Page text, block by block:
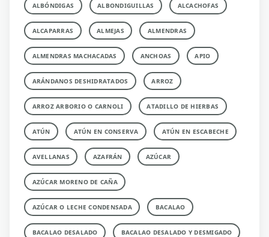
ALBÓNDIGAS ALBONDIGUILLAS ALCACHOFAS
ALCAPARRAS ALMEJAS ALMENDRAS
ALMENDRAS MACHACADAS ANCHOAS APIO
ARÁNDANOS DESHIDRATADOS ARROZ
ARROZ ARBORIO O CARNOLI ATADILLO DE HIERBAS
ATÚN ATÚN EN CONSERVA ATÚN EN ESCABECHE
AVELLANAS AZAFRÁN AZÚCAR
AZÚCAR MORENO DE CAÑA
AZÚCAR O LECHE CONDENSADA BACALAO
BACALAO DESALADO BACALAO DESALADO Y DESMIGADO